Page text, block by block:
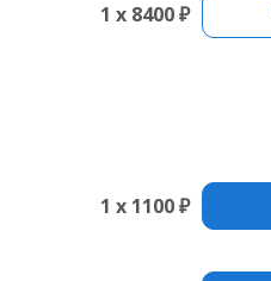
1 x 8400 ₽
1 x 1100 ₽